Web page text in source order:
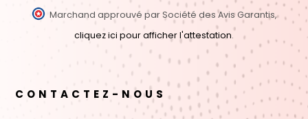
Marchand approuvé par Société des Avis Garantis,
cliquez ici pour afficher l'attestation.
CONTACTEZ-NOUS